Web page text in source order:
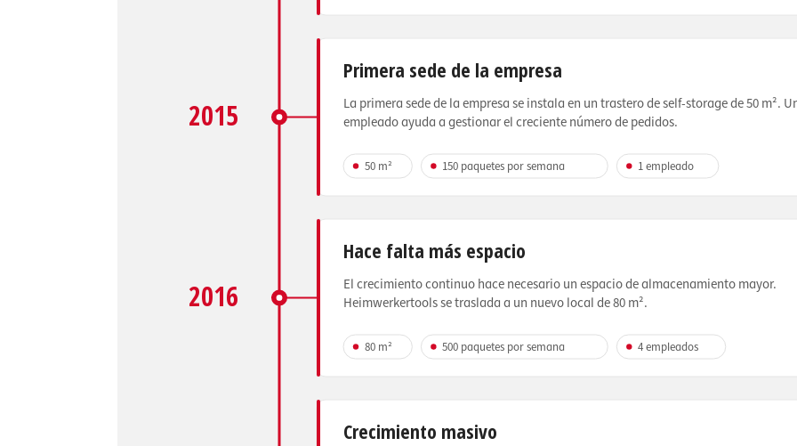
2015
Primera sede de la empresa
La primera sede de la empresa se instala en un trastero de self-storage de 50 m².
empleado ayuda a gestionar el creciente número de pedidos.
50 m² 150 paquetes por semana 1 empleado
2016
Hace falta más espacio
El crecimiento continuo hace necesario un espacio de almacenamiento mayor.
Heimwerkertools se traslada a un nuevo local de 80 m².
80 m² 500 paquetes por semana 4 empleados
Crecimiento masivo